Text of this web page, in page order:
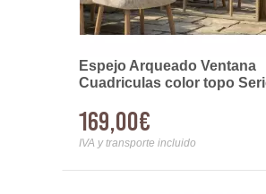
Espejo Arqueado Ventana
Cuadriculas color topo
169,00€
IVA y transporte incluido